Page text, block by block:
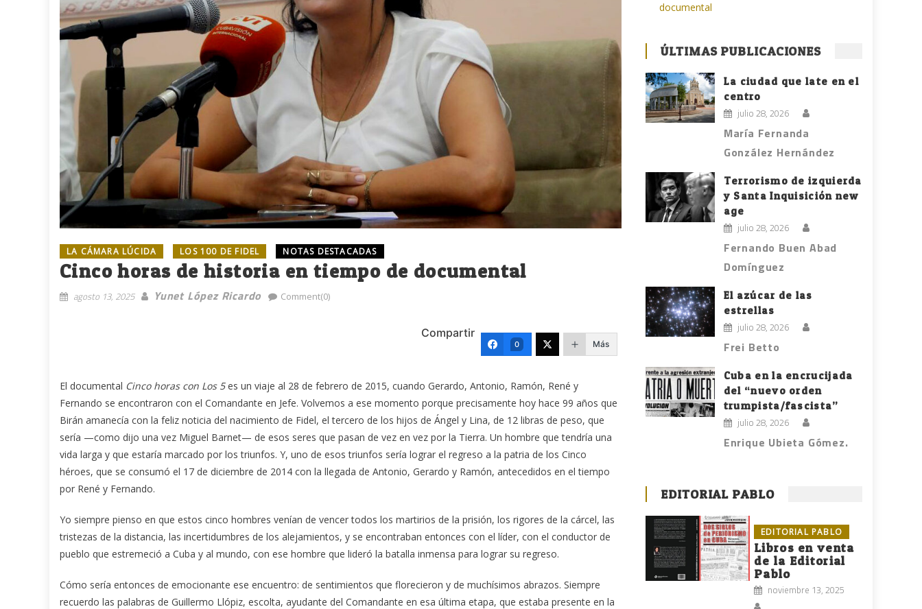
LA CÁMARA LÚCIDA LOS 100 DE FIDEL NOTAS DESTACADAS
Cinco horas de historia en tiempo de documental
agosto 13, 2025 Yunet López Ricardo Comment(0)
Compartir
0 Más
El documental Cinco horas con Los 5es un viaje al 28 de febrero de 2015, cuando Gerardo, Antonio, Ramón, René y
Fernando se encontraron con el Comandante en Jefe. Volvemos a ese momento porque precisamente hoy hace 99 años que
Birán amanecía con la feliz noticia del nacimiento de Fidel, el tercero de los hijos de Ángel y Lina, de 12 libras de peso, que
sería —como dijo una vez Miguel Barnet— de esos seres que pasan de vez en vez por la Tierra. Un hombre que tendría una
vida larga y que estaría marcado por los triunfos. Y, uno de esos triunfos sería lograr el regreso a la patria de los Cinco
héroes, que se consumó el 17 de diciembre de 2014 con la llegada de Antonio, Gerardo y Ramón, antecedidos en el tiempo
por René y Fernando.
Yo siempre pienso en que estos cinco hombres venían de vencer todos los martirios de la prisión, los rigores de la cárcel, las
tristezas de la distancia, las incertidumbres de los alejamientos, y se encontraban entonces con el líder, con el conductor de
pueblo que estremeció a Cuba y al mundo, con ese hombre que lideró la batalla inmensa para lograr su regreso.
Cómo sería entonces de emocionante ese encuentro: de sentimientos que florecieron y de muchísimos abrazos. Siempre
recuerdo las palabras de Guillermo Llópiz, escolta, ayudante del Comandante en esa última etapa, que estaba presente en la
documental
ÚLTIMAS PUBLICACIONES
La ciudad que late en el
centro
julio 28, 2026
María Fernanda
González Hernández
Terrorismo de izquierda
y Santa Inquisición new
age
julio 28, 2026
Fernando Buen Abad
Domínguez
El azúcar de las
estrellas
julio 28, 2026
Frei Betto
Cuba en la encrucijada
del “nuevo orden
trumpista/fascista”
julio 28, 2026
Enrique Ubieta Gómez.
EDITORIAL PABLO
EDITORIAL PABLO
Libros en venta
de la Editorial
Pablo
noviembre 13, 2025